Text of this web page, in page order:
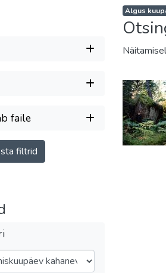
faile
filtrid
Algus